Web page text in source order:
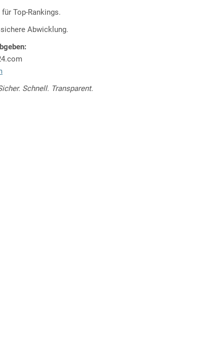
Top-Rankings.
Abwicklung.
Schnell. Transparent.